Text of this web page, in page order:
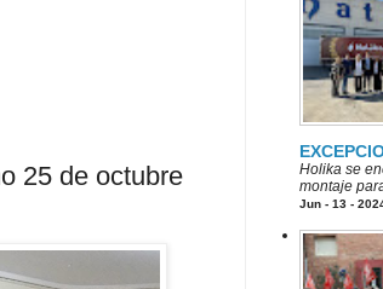
25 de octubre
Holika se
montaje
Jun - 13 -